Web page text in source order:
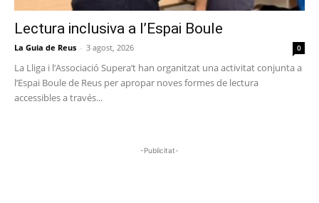
Lectura inclusiva a l’Espai Boule
La Guia de Reus - 3 agost, 2026 0
La Lliga i l’Associació Supera’t han organitzat una activitat conjunta a
l’Espai Boule de Reus per apropar noves formes de lectura
accessibles a través...
-Publicitat-